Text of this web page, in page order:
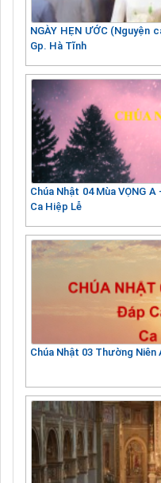
NGÀY HẸN ƯỚC (Nguyện
Gp. Hà Tĩnh
Chúa Nhật 04 Mùa VỌNG
Ca Hiệp Lễ
Chúa Nhật 03 Thường